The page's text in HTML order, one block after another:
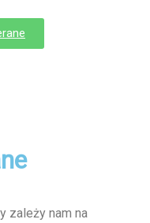
zależy nam na